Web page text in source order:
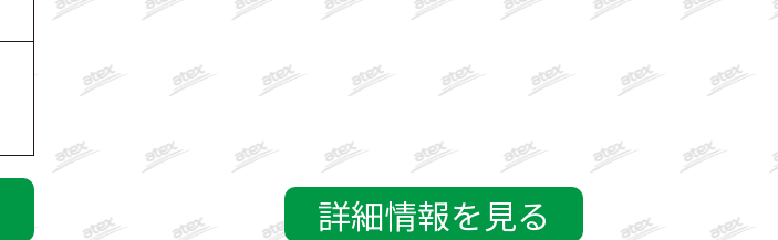
詳細情報を見る